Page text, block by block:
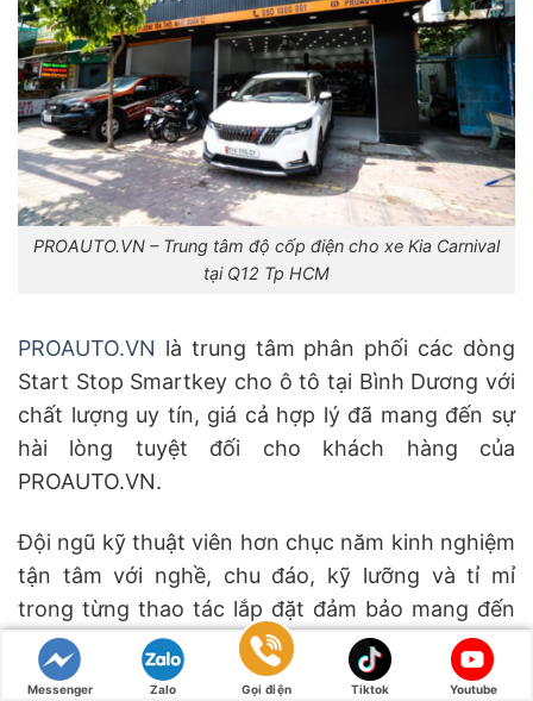
PROAUTO.VN – Trung tâm độ cốp điện cho xe Kia Carnival
tại Q12 Tp HCM
PROAUTO.VN là trung tâm phân phối các dòng
Start Stop Smartkey cho ô tô tại Bình Dương với
chất lượng uy tín, giá cả hợp lý đã mang đến sự
hài lòng tuyệt đối cho khách hàng của
PROAUTO.VN.
Đội ngũ kỹ thuật viên hơn chục năm kinh nghiệm
tận tâm với nghề, chu đáo, kỹ lưỡng và tỉ mỉ
trong từng thao tác lắp đặt đảm bảo mang đến
chất lượng và sự hài lòng nhất cho quý khách
hàng.
Messenger Zalo Gọi điện Tiktok Youtube